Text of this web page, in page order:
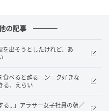
元記事で読む
の記事
を出そうとしたけれど、あ
食べると甦るニンニク好きな
る、えらい
る...」アラサー女子社員の朝／